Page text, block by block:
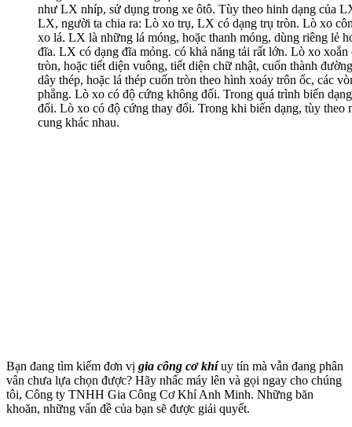
Bạn đang tìm kiếm đơn vị gia công cơ khíuy tín mà vẫn đang phân
vân chưa lựa chọn được? Hãy nhấc máy lên và gọi ngay cho chúng
tôi, Công ty TNHH Gia Công Cơ Khí Anh Minh. Những băn
khoăn, những vấn đề của bạn sẽ được giải quyết.